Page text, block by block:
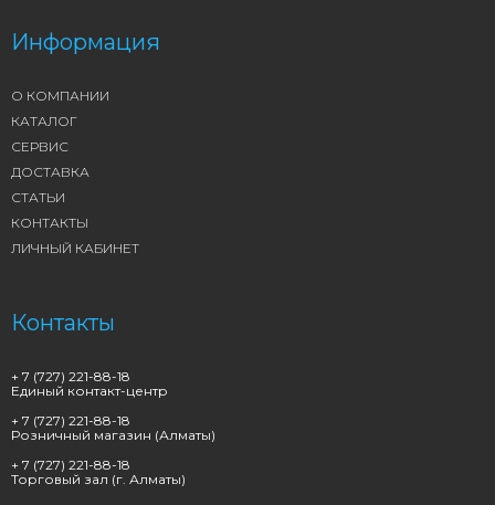
Информация
О КОМПАНИИ
КАТАЛОГ
СЕРВИС
ДОСТАВКА
СТАТЬИ
КОНТАКТЫ
ЛИЧНЫЙ КАБИНЕТ
Контакты
+ 7 (727) 221-88-18
Единый контакт-центр
+ 7 (727) 221-88-18
Розничный магазин (Алматы)
+ 7 (727) 221-88-18
Торговый зал (г. Алматы)